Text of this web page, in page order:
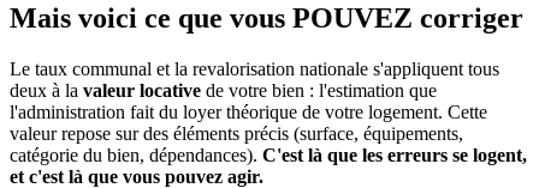
Mais voici ce que vous POUVEZ corriger
Le taux communal et la revalorisation nationale s'appliquent tous
deux à la valeur locative de votre bien : l'estimation que
l'administration fait du loyer théorique de votre logement. Cette
valeur repose sur des éléments précis (surface, équipements,
catégorie du bien, dépendances). C'est là que les erreurs se logent,
et c'est là que vous pouvez agir.